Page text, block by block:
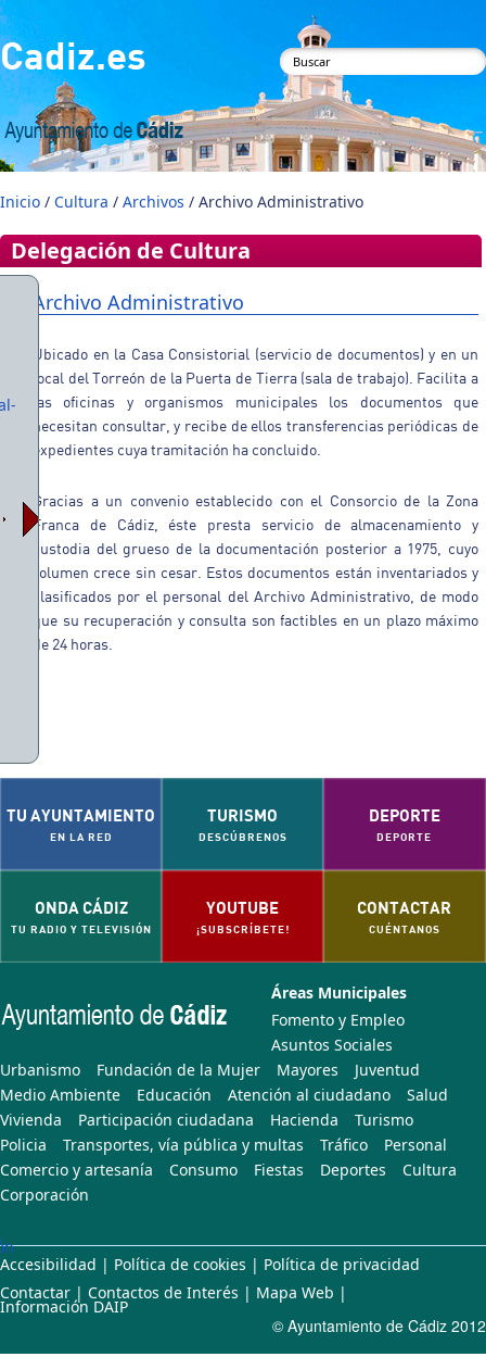
Pasar al contenido principal
Cadiz.es
Formulario de
búsqueda
Inicio / Cultura / Archivos / Archivo Administrativo
Delegación de Cultura
Archivo Administrativo
Ubicado en la Casa Consistorial (servicio de documentos) y en un
local del Torreón de la Puerta de Tierra (sala de trabajo). Facilita a
las oficinas y organismos municipales los documentos que
necesitan consultar, y recibe de ellos transferencias periódicas de
expedientes cuya tramitación ha concluido.
Gracias a un convenio establecido con el Consorcio de la Zona
Franca de Cádiz, éste presta servicio de almacenamiento y
custodia del grueso de la documentación posterior a 1975, cuyo
volumen crece sin cesar. Estos documentos están inventariados y
clasificados por el personal del Archivo Administrativo, de modo
que su recuperación y consulta son factibles en un plazo máximo
de 24 horas.
TU AYUNTAMIENTO
EN LA RED
TURISMO
DESCÚBRENOS
DEPORTE
DEPORTE
ONDA CÁDIZ
TU RADIO Y TELEVISIÓN
YOUTUBE
¡SUBSCRÍBETE!
CONTACTAR
CUÉNTANOS
Áreas Municipales
Fomento y Empleo
Asuntos Sociales
Urbanismo
Fundación de la Mujer Mayores
Juventud
Medio Ambiente
Educación Atención al ciudadano
Salud
Vivienda
Participación ciudadana Hacienda
Turismo
Policia
Transportes, vía pública y multas Tráfico
Personal
Comercio y artesanía
Consumo Fiestas Deportes
Cultura
Corporación
Accesibilidad | Política de cookies | Política de privacidad
Contactar | Contactos de Interés | Mapa Web |
Información DAIP
© Ayuntamiento de Cádiz 2012